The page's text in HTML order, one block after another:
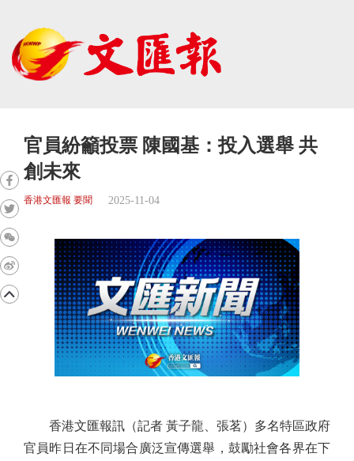
官員紛籲投票 陳國基：投入選舉 共
創未來
香港文匯報 要聞 2025-11-04
香港文匯報訊（記者 黃子龍、張茗）多名特區政府
官員昨日在不同場合廣泛宣傳選舉，鼓勵社會各界在下